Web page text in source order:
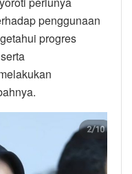
penggunaan
progres